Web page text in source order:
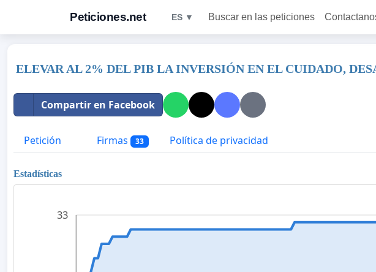
Peticiones.net ES ▼ Buscar en las peticiones
ELEVAR AL 2% DEL PIB LA INVERSIÓN EN EL CUIDADO,
Compartir en Facebook
Petición Firmas 33 Política de privacidad
Estadísticas
33